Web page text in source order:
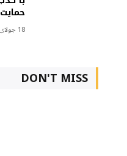
18 جولای 2024
DON'T MISS